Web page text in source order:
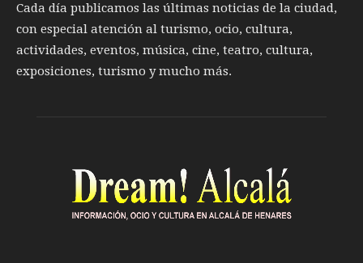
Cada día publicamos las últimas noticias de la ciudad,
con especial atención al turismo, ocio, cultura,
actividades, eventos, música, cine, teatro, cultura,
exposiciones, turismo y mucho más.